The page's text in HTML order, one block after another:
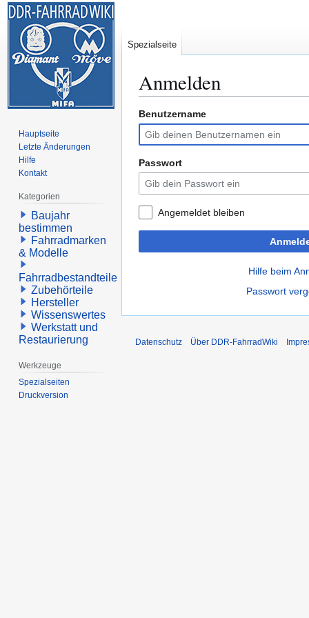
Anmelden
Zur
Navigation
springen
Zur
Suche
springen
Benutzername
Passwort
Angemeldet bleiben
Hilfe beim
Passwort
Spezialseite
Hauptseite
Letzte Änderungen
Hilfe
Kontakt
Kategorien
Baujahr
bestimmen
Fahrradmarken
& Modelle
Fahrradbestandteile
Zubehörteile
Hersteller
Wissenswertes
Werkstatt und
Restaurierung
Werkzeuge
Spezialseiten
Druckversion
Datenschutz Über DDR-FahrradWiki